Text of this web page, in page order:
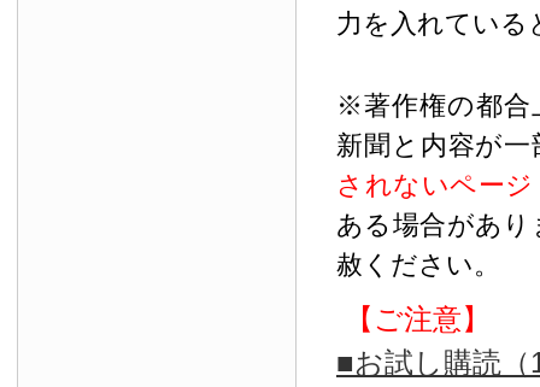
力を入れている
※著作権の都合
新聞と内容が
されないペー
ある場合があ
赦ください。
【ご注意】
■お試し購読